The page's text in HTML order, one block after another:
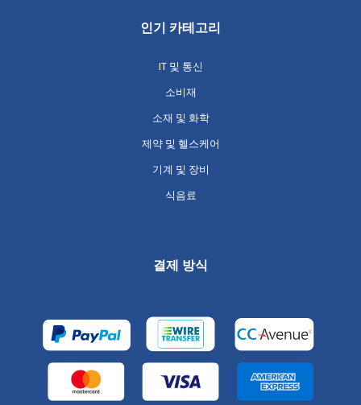
인기 카테고리
IT 및 통신
소비재
소재 및 화학
제약 및 헬스케어
기계 및 장비
식음료
결제 방식